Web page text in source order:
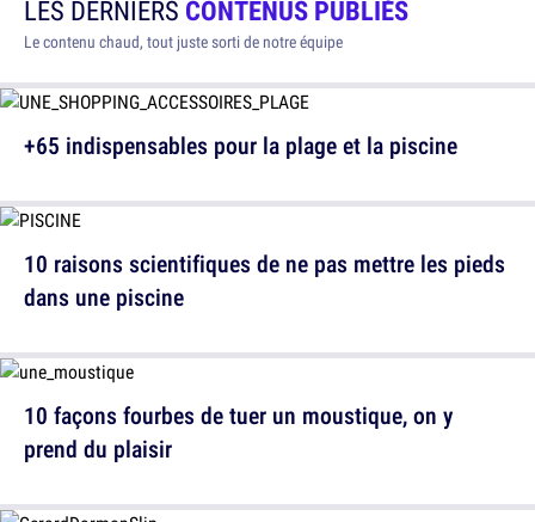
LES DERNIERS CONTENUS PUBLIÉS
Le contenu chaud, tout juste sorti de notre équipe
+65 indispensables pour la plage et la piscine
10 façons fourbes de tuer un moustique, on y
prend du plaisir
10 raisons scientifiques de ne pas mettre les pieds
dans une piscine